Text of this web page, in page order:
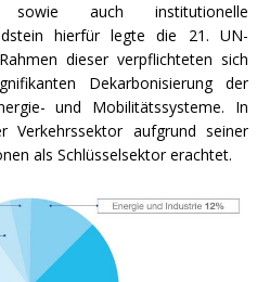
sowie auch institutionelle
hierfür legte die 21. UN-
dieser verpflichteten sich
Dekarbonisierung der
und Mobilitätssysteme. In
Verkehrssektor aufgrund seiner
als Schlüsselsektor erachtet.